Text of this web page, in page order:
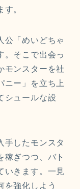
。
公「めいどちゃ
。そこで出会っ
モンスターを社
ニー」を立ち上
ュールな設
手したモンスタ
稼ぎつつ、バト
いきます。一見
を強化しよう